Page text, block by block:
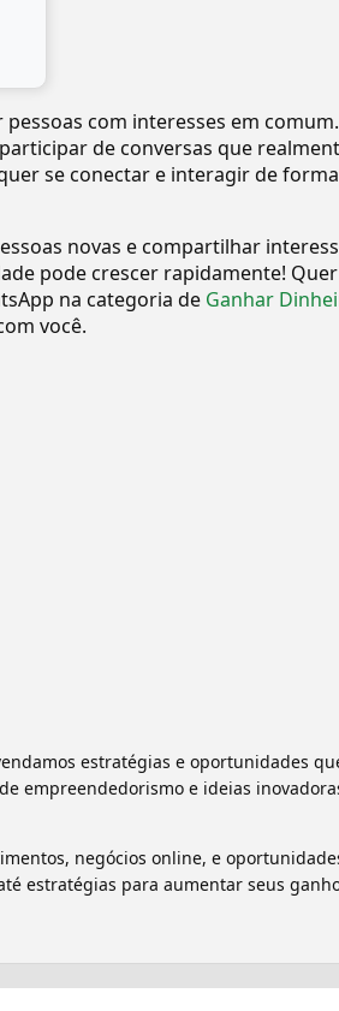
com interesses em comum.
de conversas que
se conectar e interagir de
novas e compartilhar
pode crescer rapidamente! Quer
na categoria de Ganhar
você.
estratégias e oportunidades
empreendedorismo e ideias
negócios online, e
estratégias para aumentar seus